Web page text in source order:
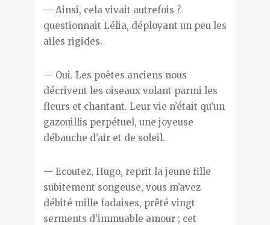
— Ainsi, cela vivait autrefois ?
questionnait Lélia, déployant un peu les
ailes rigides.
— Oui. Les poètes anciens nous
décrivent les oiseaux volant parmi les
fleurs et chantant. Leur vie n’était qu’un
gazouillis perpétuel, une joyeuse
débauche d’air et de soleil.
— Ecoutez, Hugo, reprit la jeune fille
subitement songeuse, vous m’avez
débité mille fadaises, prêté vingt
serments d’immuable amour ; cet